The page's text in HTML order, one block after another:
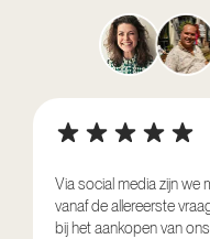
Via social media zijn we
vanaf de allereerste
bij het aankopen van